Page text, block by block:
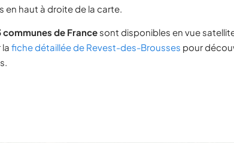
en haut à droite de la carte.
communes de France sont disponibles en vue
fiche détaillée de Revest-des-Brousses pour